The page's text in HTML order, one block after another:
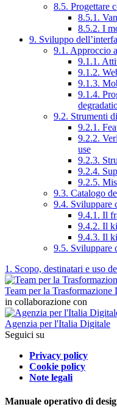
8.5. Progettare
8.5.1.
8.5.2. I
9. Sviluppo
9.1. Approccio
9.1.1.
9.1.2.
9.1.3.
9.1.4.
9.2. Strumenti
9.2.1.
9.2.2.
use
9.2.3.
9.2.4.
9.2.5.
9.3. Catalogo
9.4. Sviluppare
9.4.1. Il
9.4.2. Il
9.4.3. Il
9.5. Sviluppare
1. Scopo, destinatari e uso
Team per la Trasformazione
in collaborazione con
Agenzia per l'Italia Digitale
Seguici su
Privacy policy
Cookie policy
Note legali
Manuale operativo di